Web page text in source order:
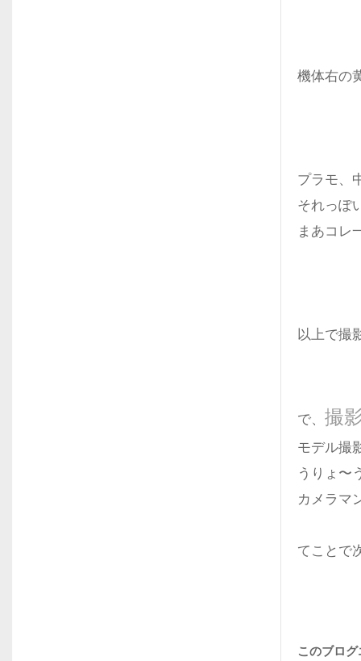
機体右の
プラモ、
それっぽ
まあコレ
以上で撮
で、 撮
モデル撮
うりょ〜
カメラマ
てことで
このブロ